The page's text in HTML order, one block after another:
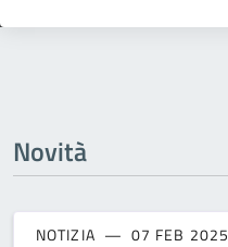
Novità
NOTIZIA 07 FEB 2025